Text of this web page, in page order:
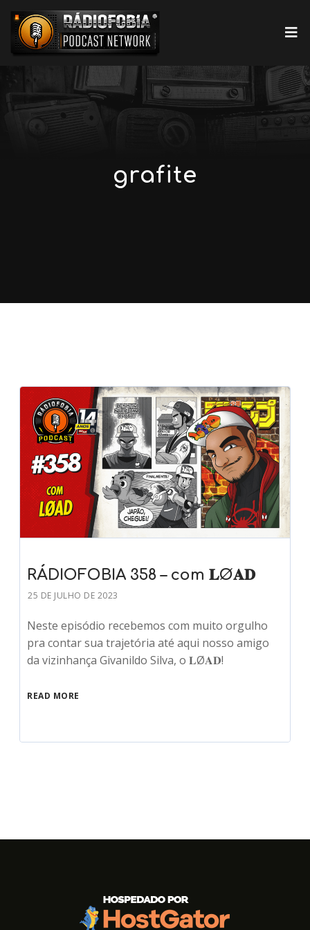
grafite
RÁDIOFOBIA 358 – com 𝐋Ø𝐀𝐃
25 DE JULHO DE 2023
Neste episódio recebemos com muito orgulho
pra contar sua trajetória até aqui nosso amigo
da vizinhança Givanildo Silva, o 𝐋Ø𝐀𝐃!
READ MORE